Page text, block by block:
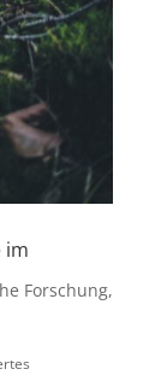
im
Forschung,